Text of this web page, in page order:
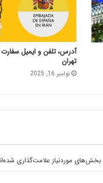
آدرس، تلفن و ایمیل سفارت
تهران
نوامبر 16, 2025
بخش‌های موردنیاز علامت‌گذاری